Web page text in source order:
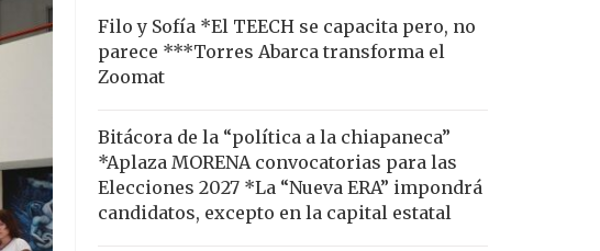
Filo y Sofía *El TEECH se capacita pero, no
parece ***Torres Abarca transforma el
Zoomat
Bitácora de la “política a la chiapaneca”
*Aplaza MORENA convocatorias para las
Elecciones 2027 *La “Nueva ERA” impondrá
candidatos, excepto en la capital estatal